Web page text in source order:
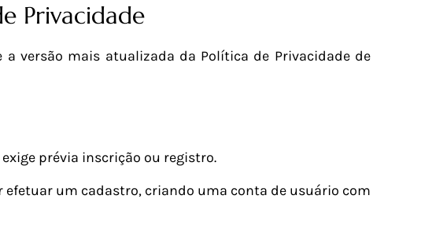
Privacidade
versão mais atualizada da Política de Privacidade de
prévia inscrição ou registro.
um cadastro, criando uma conta de usuário com